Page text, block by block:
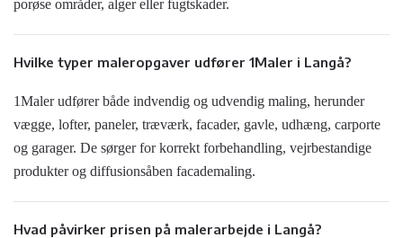
porøse områder, alger eller fugtskader.
Hvilke typer maleropgaver udfører 1Maler i Langå?
1Maler udfører både indvendig og udvendig maling, herunder
vægge, lofter, paneler, træværk, facader, gavle, udhæng, carporte
og garager. De sørger for korrekt forbehandling, vejrbestandige
produkter og diffusionsåben facademaling.
Hvad påvirker prisen på malerarbejde i Langå?